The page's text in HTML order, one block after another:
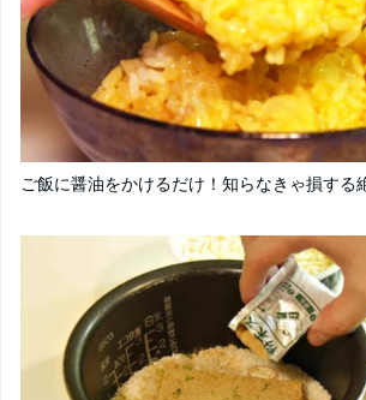
ご飯に醤油をかけるだけ！知らなきゃ損する